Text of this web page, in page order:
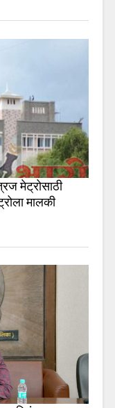
मेट्रोसाठी
मालकी